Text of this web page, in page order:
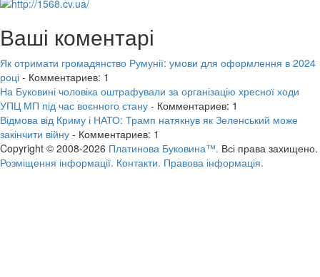
Ваші коментарі
Як отримати громадянство Румунії: умови для оформлення в 2024
році - Комментариев: 1
На Буковині чоловіка оштрафували за організацію хресної ходи
УПЦ МП під час воєнного стану - Комментариев: 1
Відмова від Криму і НАТО: Трамп натякнув як Зеленський може
закінчити війну - Комментариев: 1
Copyright © 2008-2026 Платинова Буковина™. Всі права захищено.
Розміщення інформації. Контакти. Правова інформація.